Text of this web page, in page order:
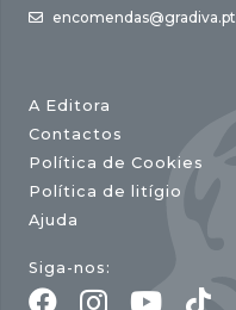
encomendas@gradiva.pt
A Editora
Contactos
Política de Cookies
Política de litígio
Ajuda
Siga-nos: